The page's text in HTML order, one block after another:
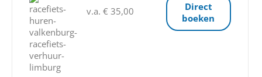
v.a. € 35,00
Direct
boeken